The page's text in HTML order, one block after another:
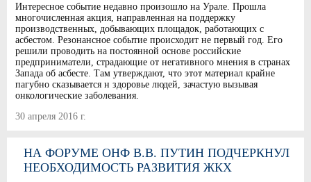
Интересное событие недавно произошло на Урале. Прошла
многочисленная акция, направленная на поддержку
производственных, добывающих площадок, работающих с
асбестом. Резонансное событие происходит не первый год. Его
решили проводить на постоянной основе российские
предприниматели, страдающие от негативного мнения в странах
Запада об асбесте. Там утверждают, что этот материал крайне
пагубно сказывается н здоровье людей, зачастую вызывая
онкологические заболевания.
30 апреля 2016 г.
НА ФОРУМЕ ОНФ В.В. ПУТИН ПОДЧЕРКНУЛ
НЕОБХОДИМОСТЬ РАЗВИТИЯ ЖКХ